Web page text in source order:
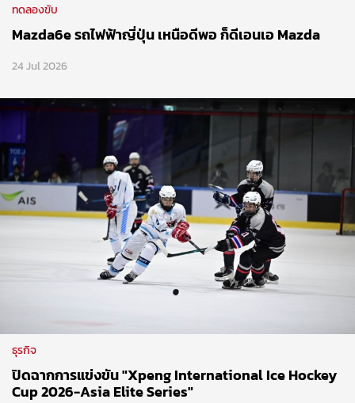
ทดลองขับ
Mazda6e รถไฟฟ้าญี่ปุ่น เหนือดีพอ ก็ดีเอนเอ Mazda
24 Jul 2026
ธุรกิจ
ปิดฉากการแข่งขัน "Xpeng International Ice Hockey
Cup 2026-Asia Elite Series"